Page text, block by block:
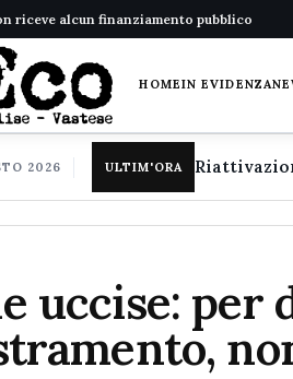
riceve alcun finanziamento pubblico
HOMEIN EVIDENZA
2026 ULTIM'ORA
uccise: per